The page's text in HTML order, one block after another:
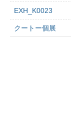
EXH_K0023
クートー個展